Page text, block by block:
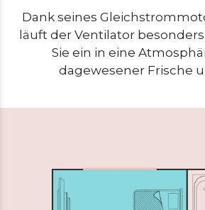
Dank seines
läuft der Ventilator
Sie ein in eine
dagewesener Frische